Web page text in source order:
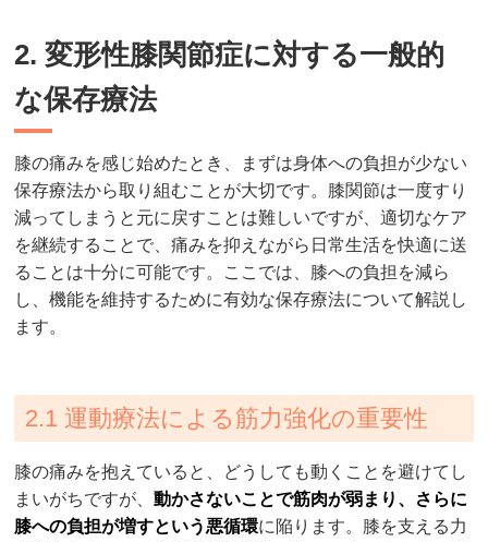
2. 変形性膝関節症に対する一般的
な保存療法
膝の痛みを感じ始めたとき、まずは身体への負担が少ない
保存療法から取り組むことが大切です。膝関節は一度すり
減ってしまうと元に戻すことは難しいですが、適切なケア
を継続することで、痛みを抑えながら日常生活を快適に送
ることは十分に可能です。ここでは、膝への負担を減ら
し、機能を維持するために有効な保存療法について解説し
ます。
2.1 運動療法による筋力強化の重要性
膝の痛みを抱えていると、どうしても動くことを避けてし
まいがちですが、動かさないことで筋肉が弱まり、さらに
膝への負担が増すという悪循環に陥ります。膝を支える力